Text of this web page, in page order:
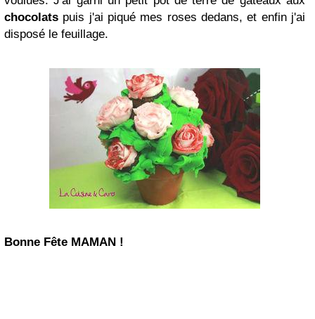
chocolats puis j'ai piqué mes roses dedans, et enfin j'ai
disposé le feuillage.
Bonne Fête MAMAN !